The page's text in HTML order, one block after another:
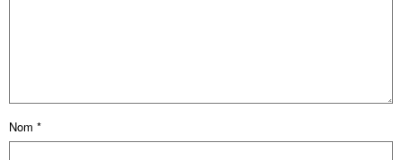
Nom *